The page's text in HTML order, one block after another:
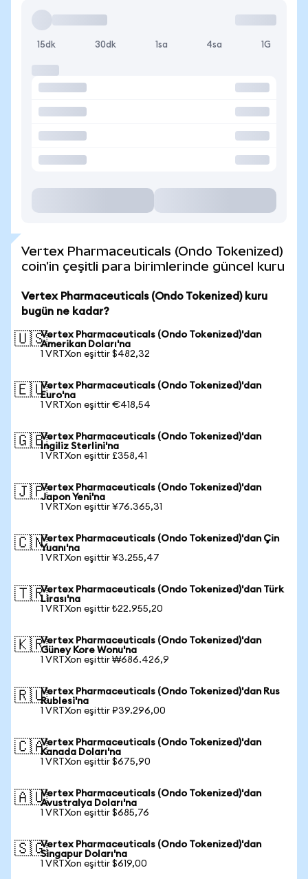
15dk 30dk 1sa 4sa 1G
Vertex Pharmaceuticals (Ondo Tokenized)
coin'in çeşitli para birimlerinde güncel kuru
Vertex Pharmaceuticals (Ondo Tokenized) kuru
bugün ne kadar?
🇺🇸Vertex Pharmaceuticals (Ondo Tokenized)'dan
Amerikan Doları'na
1 VRTXon eşittir $482,32
🇪🇺Vertex Pharmaceuticals (Ondo Tokenized)'dan
Euro'na
1 VRTXon eşittir €418,54
🇬🇧Vertex Pharmaceuticals (Ondo Tokenized)'dan
İngiliz Sterlini'na
1 VRTXon eşittir £358,41
🇯🇵Vertex Pharmaceuticals (Ondo Tokenized)'dan
Japon Yeni'na
1 VRTXon eşittir ¥76.365,31
🇨🇳Vertex Pharmaceuticals (Ondo Tokenized)'dan Çin
Yuanı'na
1 VRTXon eşittir ¥3.255,47
🇹🇷Vertex Pharmaceuticals (Ondo Tokenized)'dan Türk
Lirası'na
1 VRTXon eşittir ₺22.955,20
🇰🇷Vertex Pharmaceuticals (Ondo Tokenized)'dan
Güney Kore Wonu'na
1 VRTXon eşittir ₩686.426,9
🇷🇺Vertex Pharmaceuticals (Ondo Tokenized)'dan Rus
Rublesi'na
1 VRTXon eşittir ₽39.296,00
🇨🇦Vertex Pharmaceuticals (Ondo Tokenized)'dan
Kanada Doları'na
1 VRTXon eşittir $675,90
🇦🇺Vertex Pharmaceuticals (Ondo Tokenized)'dan
Avustralya Doları'na
1 VRTXon eşittir $685,76
🇸🇬Vertex Pharmaceuticals (Ondo Tokenized)'dan
Singapur Doları'na
1 VRTXon eşittir $619,00